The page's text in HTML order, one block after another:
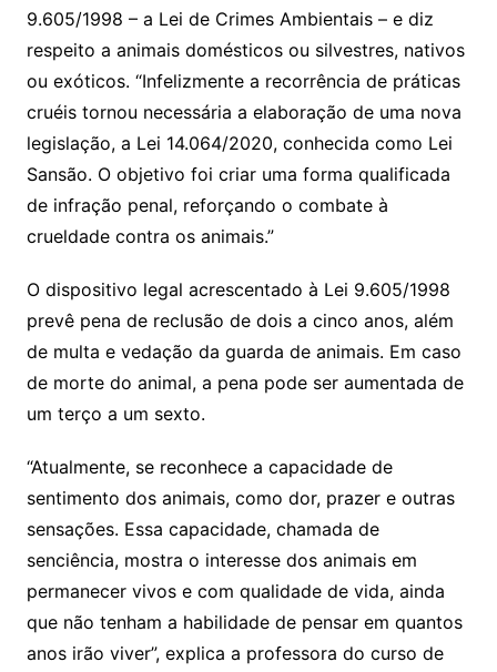
9.605/1998 – a Lei de Crimes Ambientais – e diz
respeito a animais domésticos ou silvestres, nativos
ou exóticos. “Infelizmente a recorrência de práticas
cruéis tornou necessária a elaboração de uma nova
legislação, a Lei 14.064/2020, conhecida como Lei
Sansão. O objetivo foi criar uma forma qualificada
de infração penal, reforçando o combate à
crueldade contra os animais.”
O dispositivo legal acrescentado à Lei 9.605/1998
prevê pena de reclusão de dois a cinco anos, além
de multa e vedação da guarda de animais. Em caso
de morte do animal, a pena pode ser aumentada de
um terço a um sexto.
“Atualmente, se reconhece a capacidade de
sentimento dos animais, como dor, prazer e outras
sensações. Essa capacidade, chamada de
senciência, mostra o interesse dos animais em
permanecer vivos e com qualidade de vida, ainda
que não tenham a habilidade de pensar em quantos
anos irão viver”, explica a professora do curso de